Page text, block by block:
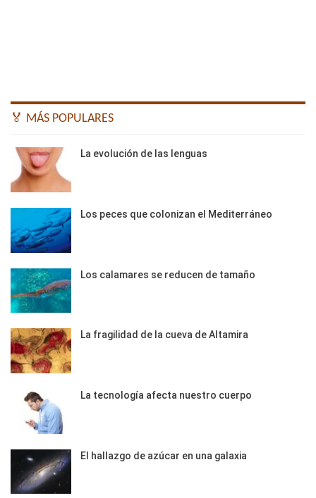
🏅 MÁS POPULARES
La evolución de las lenguas
Los peces que colonizan el Mediterráneo
Los calamares se reducen de tamaño
La fragilidad de la cueva de Altamira
La tecnología afecta nuestro cuerpo
El hallazgo de azúcar en una galaxia